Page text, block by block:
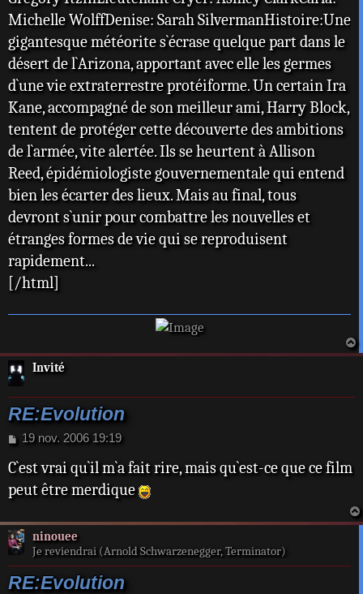
Michelle WolffDenise: Sarah SilvermanHistoire:Une
gigantesque météorite s`écrase quelque part dans le
désert de l`Arizona, apportant avec elle les germes
d`une vie extraterrestre protéiforme. Un certain Ira
Kane, accompagné de son meilleur ami, Harry Block,
tentent de protéger cette découverte des ambitions
de l`armée, vite alertée. Ils se heurtent à Allison
Reed, épidémiologiste gouvernementale qui entend
bien les écarter des lieux. Mais au final, tous
devront s`unir pour combattre les nouvelles et
étranges formes de vie qui se reproduisent
rapidement...
[/html]
a
Invité
RE:Evolution
M
s
a
e
19 nov. 2006 19:19
C`est vrai qu`il m`a fait rire, mais qu`est-ce que ce film
peut être merdique
ninouee
Je reviendrai (Arnold Schwarzenegger, Terminator)
RE:Evolution